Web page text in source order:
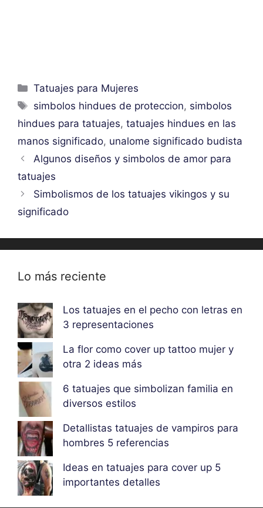
Categorías
Tatuajes para Mujeres
Etiquetas
simbolos hindues de proteccion, simbolos
hindues para tatuajes, tatuajes hindues en las
manos significado, unalome significado budista
Algunos diseños y simbolos de amor para
tatuajes
Simbolismos de los tatuajes vikingos y su
significado
Lo más reciente
Los tatuajes en el pecho con letras en
3 representaciones
La flor como cover up tattoo mujer y
otra 2 ideas más
6 tatuajes que simbolizan familia en
diversos estilos
Detallistas tatuajes de vampiros para
hombres 5 referencias
Ideas en tatuajes para cover up 5
importantes detalles